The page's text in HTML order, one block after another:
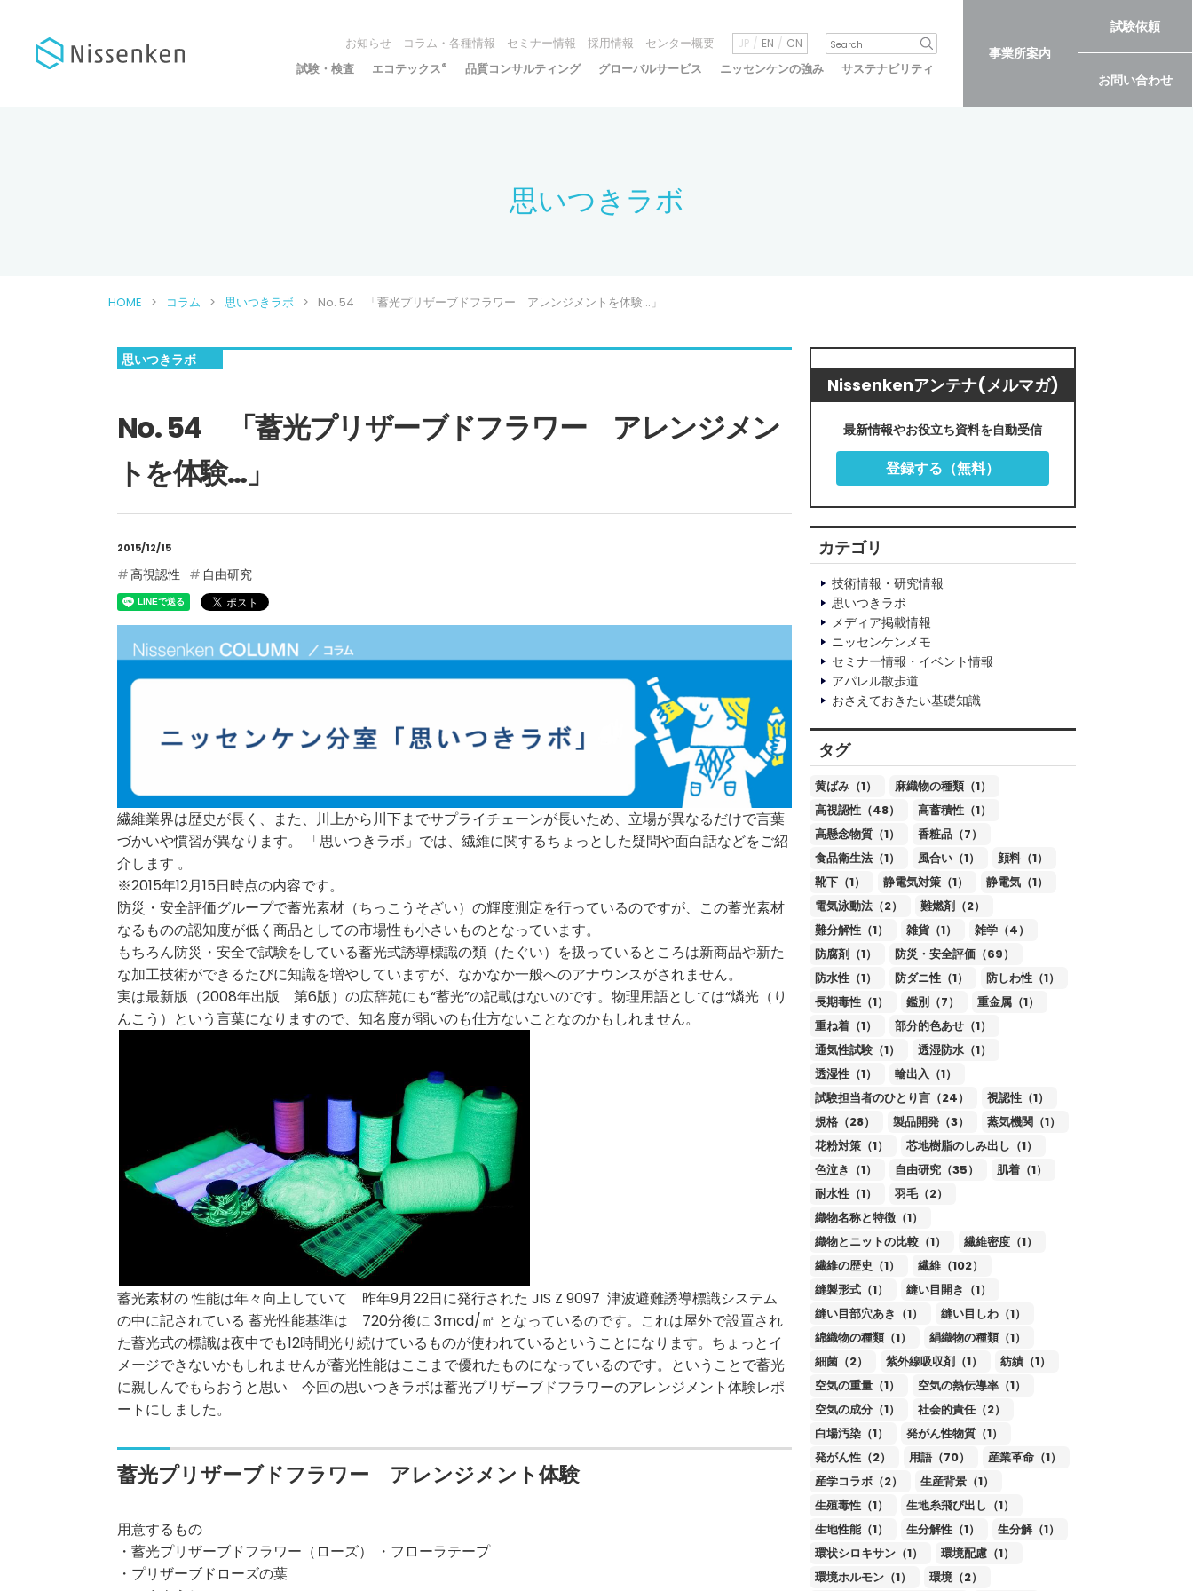
お知らせ コラム・各種情報 セミナー情報 採用情報 センター概要 JP EN CN
試験・検査 エコテックス® 品質コンサルティング グローバルサービス ニッセンケンの強み サステナビリティ
事業所案内
試験依頼
お問い合わせ
思いつきラボ
HOME コラム 思いつきラボ No. 54 「蓄光プリザーブドフラワー アレンジメントを体験…」
思いつきラボ
No. 54 「蓄光プリザーブドフラワー アレンジメン
トを体験…」
2015/12/15
高視認性 自由研究
繊維業界は歴史が長く、また、川上から川下までサプライチェーンが長いため、立場が異なるだけで言葉
づかいや慣習が異なります。 「思いつきラボ」では、繊維に関するちょっとした疑問や面白話などをご紹
介します 。
※2015年12月15日時点の内容です。
防災・安全評価グループで蓄光素材（ちっこうそざい）の輝度測定を行っているのですが、この蓄光素材
なるものの認知度が低く商品としての市場性も小さいものとなっています。
もちろん防災・安全で試験をしている蓄光式誘導標識の類（たぐい）を扱っているところは新商品や新た
な加工技術ができるたびに知識を増やしていますが、なかなか一般へのアナウンスがされません。
実は最新版（2008年出版 第6版）の広辞苑にも“蓄光”の記載はないのです。物理用語としては“燐光（り
んこう）という言葉になりますので、知名度が弱いのも仕方ないことなのかもしれません。
蓄光素材の 性能は年々向上していて 昨年9月22日に発行された JIS Z 9097 津波避難誘導標識システム
の中に記されている 蓄光性能基準は 720分後に 3mcd/㎡ となっているのです。これは屋外で設置され
た蓄光式の標識は夜中でも12時間光り続けているものが使われているということになります。ちょっとイ
メージできないかもしれませんが蓄光性能はここまで優れたものになっているのです。ということで蓄光
に親しんでもらおうと思い 今回の思いつきラボは蓄光プリザーブドフラワーのアレンジメント体験レポ
ートにしました。
蓄光プリザーブドフラワー アレンジメント体験
用意するもの
・蓄光プリザーブドフラワー（ローズ） ・フローラテープ
・プリザーブドローズの葉
Nissenkenアンテナ(メルマガ)
最新情報やお役立ち資料を自動受信
登録する（無料）
カテゴリ
技術情報・研究情報
思いつきラボ
メディア掲載情報
ニッセンケンメモ
セミナー情報・イベント情報
アパレル散歩道
おさえておきたい基礎知識
タグ
黄ばみ（1）
麻織物の種類（1）
高視認性（48）
高蓄積性（1）
高懸念物質（1）
香粧品（7）
食品衛生法（1）
風合い（1）
顔料（1）
靴下（1）
静電気対策（1）
静電気（1）
電気泳動法（2）
難燃剤（2）
難分解性（1）
雑貨（1）
雑学（4）
防腐剤（1）
防災・安全評価（69）
防水性（1）
防ダニ性（1）
防しわ性（1）
長期毒性（1）
鑑別（7）
重金属（1）
重ね着（1）
部分的色あせ（1）
通気性試験（1）
透湿防水（1）
透湿性（1）
輸出入（1）
試験担当者のひとり言（24）
視認性（1）
規格（28）
製品開発（3）
蒸気機関（1）
花粉対策（1）
芯地樹脂のしみ出し（1）
色泣き（1）
自由研究（35）
肌着（1）
耐水性（1）
羽毛（2）
織物名称と特徴（1）
織物とニットの比較（1）
繊維密度（1）
繊維の歴史（1）
繊維（102）
縫製形式（1）
縫い目開き（1）
縫い目部穴あき（1）
縫い目しわ（1）
綿織物の種類（1）
絹織物の種類（1）
細菌（2）
紫外線吸収剤（1）
紡績（1）
空気の重量（1）
空気の熱伝導率（1）
空気の成分（1）
社会的責任（2）
白場汚染（1）
発がん性物質（1）
発がん性（2）
用語（70）
産業革命（1）
産学コラボ（2）
生産背景（1）
生殖毒性（1）
生地糸飛び出し（1）
生地性能（1）
生分解性（1）
生分解（1）
環状シロキサン（1）
環境配慮（1）
環境ホルモン（1）
環境（2）